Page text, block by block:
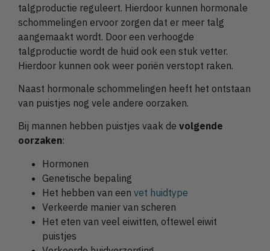
talgproductie reguleert. Hierdoor kunnen hormonale
schommelingen ervoor zorgen dat er meer talg
aangemaakt wordt. Door een verhoogde
talgproductie wordt de huid ook een stuk vetter.
Hierdoor kunnen ook weer poriën verstopt raken.
Naast hormonale schommelingen heeft het ontstaan
van puistjes nog vele andere oorzaken.
Bij mannen hebben puistjes vaak de volgende
oorzaken:
Hormonen
Genetische bepaling
Het hebben van een vet huidtype
Verkeerde manier van scheren
Het eten van veel eiwitten, oftewel eiwit
puistjes